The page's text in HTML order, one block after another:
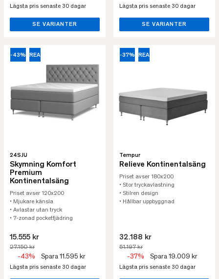
Lägsta pris senaste 30 dagar
SE VARIANTER
Lägsta pris senaste 30 dagar
SE VARIANTER
-43% REA
24SJU
Skymning Komfort
Premium
Kontinentalsäng
Priset avser 120x200
• Mjukare känsla
• Avlastar utan tryck
• 7-zonad pocketfjädring
15.555 kr
27.150 kr
-43% Spara 11.595 kr
Lägsta pris senaste 30 dagar
-37% REA
Tempur
Relieve Kontinentalsäng
Priset avser 180x200
• Stor tryckavlastning
• Stilren design
• Hållbar uppbyggnad
32.188 kr
51.197 kr
-37% Spara 19.009 kr
Lägsta pris senaste 30 dagar